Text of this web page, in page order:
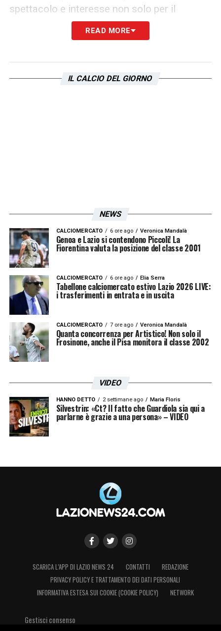
spettacolo e interesse non solo per il
risultato, ma soprattutto per la qualità del
gioco che entrambe le squadre cercheranno
appassionati non vorranno perdere.
READ MORE
IL CALCIO DEL GIORNO
NEWS
CALCIOMERCATO 6 ore ago Veronica Mandalà
Genoa e Lazio si contendono Piccoli! La
Fiorentina valuta la posizione del classe 2001
CALCIOMERCATO 6 ore ago Elia Serra
Tabellone calciomercato estivo Lazio 2026 LIVE:
i trasferimenti in entrata e in uscita
CALCIOMERCATO 7 ore ago Veronica Mandalà
Quanta concorrenza per Artistico! Non solo il
Frosinone, anche il Pisa monitora il classe 2002
VIDEO
HANNO DETTO 2 settimane ago Maria Floris
Silvestrin: «Ct? Il fatto che Guardiola sia qui a
parlarne è grazie a una persona» – VIDEO
SCARICA L’APP DI LAZIO NEWS 24 CONTATTI
REDAZIONE
PRIVACY POLICY E TRATTAMENTO DEI DATI PERSONALI
INFORMATIVA ESTESA SUI COOKIE (COOKIE POLICY)
NETWORK
Gestisci consenso